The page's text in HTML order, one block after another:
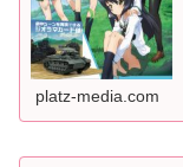
platz-media.com